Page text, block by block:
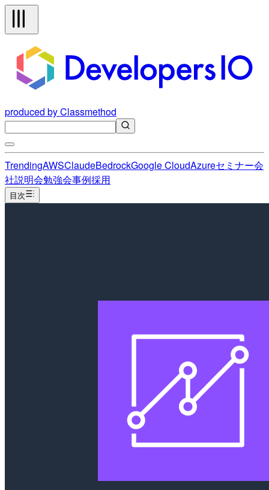
produced by Classmethod
TrendingAWSClaudeBedrockGoogle CloudAzureセミナー会
社説明会勉強会事例採用
目次